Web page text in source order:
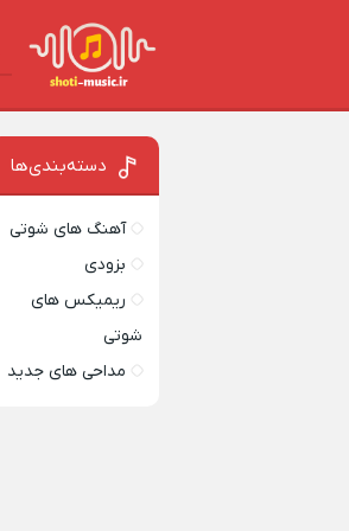
دسته‌بندی‌ها
آهنگ های شوتی
بزودی
ریمیکس های
شوتی
مداحی های جدید